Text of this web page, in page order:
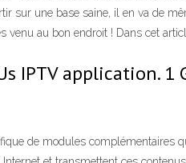
sur une base saine, il en va de
venu au bon endroit ! Dans cet
IPTV application. 1
de modules complémentaires